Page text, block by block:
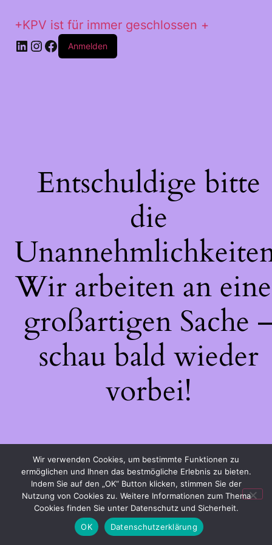
+KPV ist für immer geschlossen +
LinkedIn
Instagram
Facebook
Anmelden
Entschuldige bitte
die
Wir arbeiten an
großartigen Sache
schau bald wieder
vorbei!
Wir verwenden Cookies, um bestimmte Funktionen zu
ermöglichen und Ihnen das bestmögliche Erlebnis zu bieten.
Indem Sie auf den „OK“ Button klicken, stimmen Sie der
Nutzung von Cookies zu. Weitere Informationen zum Thema
Cookies finden Sie unter Datenschutz und Sicherheit.
OK
Datenschutzerklärung